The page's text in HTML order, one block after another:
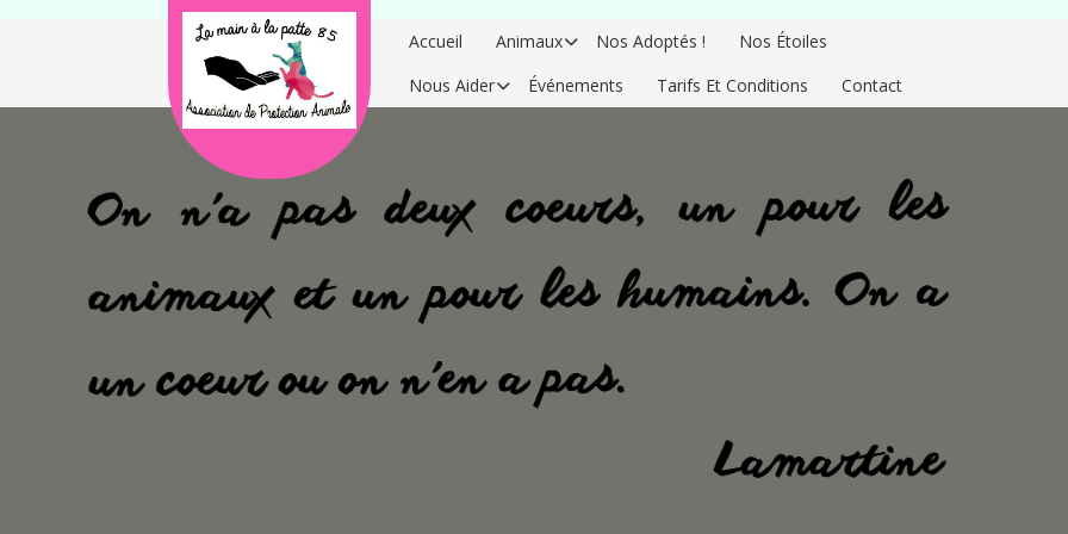
Accueil Animaux Nos Adoptés !
Nos Étoiles
Nous Aider
Événements Tarifs Et Conditions Contact